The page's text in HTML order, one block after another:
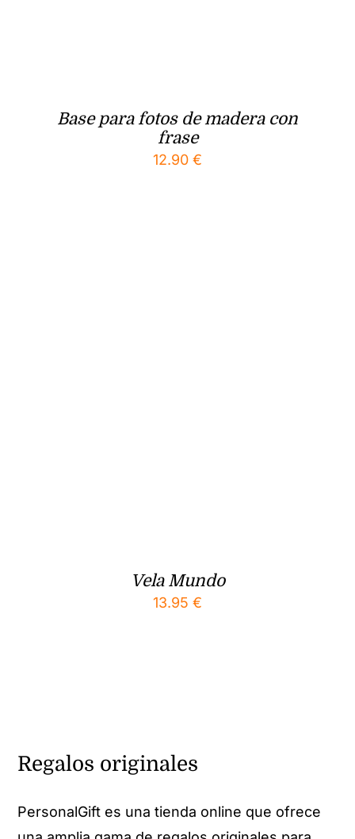
Base para fotos de madera con
frase
12.90 €
Vela Mundo
13.95 €
Regalos originales
PersonalGift es una tienda online que ofrece